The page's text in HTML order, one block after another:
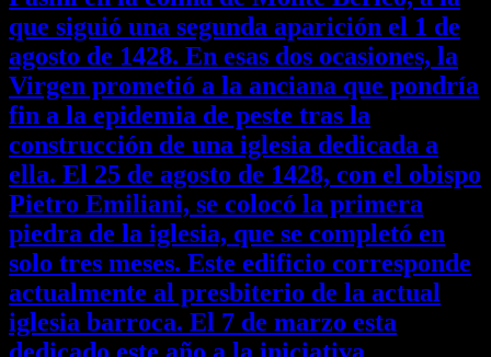
que siguió una segunda aparición el 1 de
agosto de 1428. En esas dos ocasiones, la
Virgen prometió a la anciana que pondría
fin a la epidemia de peste tras la
construcción de una iglesia dedicada a
ella. El 25 de agosto de 1428, con el obispo
Pietro Emiliani, se colocó la primera
piedra de la iglesia, que se completó en
solo tres meses. Este edificio corresponde
actualmente al presbiterio de la actual
iglesia barroca. El 7 de marzo esta